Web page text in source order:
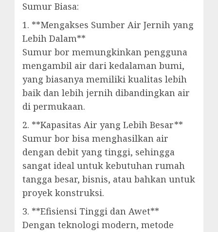
Sumur Biasa:
1. **Mengakses Sumber Air Jernih yang
Lebih Dalam**
Sumur bor memungkinkan pengguna
mengambil air dari kedalaman bumi,
yang biasanya memiliki kualitas lebih
baik dan lebih jernih dibandingkan air
di permukaan.
2. **Kapasitas Air yang Lebih Besar**
Sumur bor bisa menghasilkan air
dengan debit yang tinggi, sehingga
sangat ideal untuk kebutuhan rumah
tangga besar, bisnis, atau bahkan untuk
proyek konstruksi.
3. **Efisiensi Tinggi dan Awet**
Dengan teknologi modern, metode